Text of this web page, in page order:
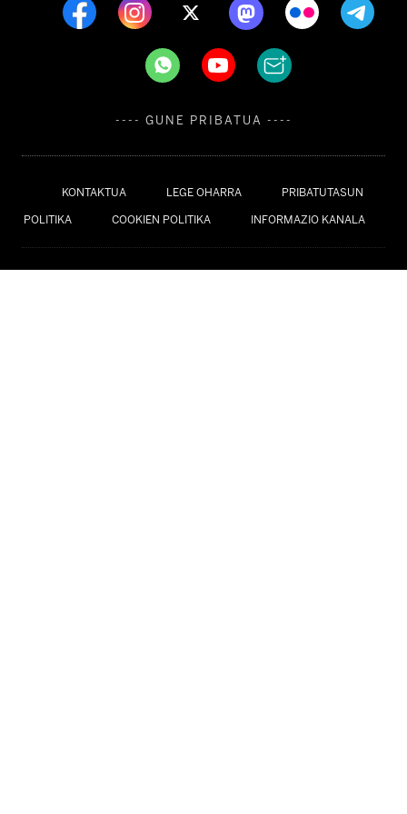
KONTAKTUA LEGE OHARRA PRIBATUTASUN
POLITIKA COOKIEN POLITIKA INFORMAZIO KANALA
---- GUNE PRIBATUA ----